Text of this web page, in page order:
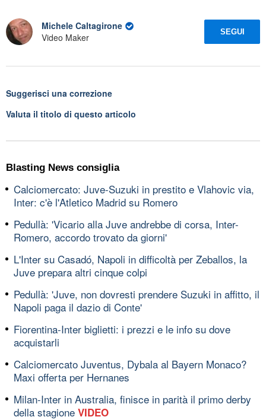
Michele Caltagirone
Video Maker
SEGUI
Suggerisci una correzione
Valuta il titolo di questo articolo
Blasting News consiglia
Calciomercato: Juve-Suzuki in prestito e Vlahovic via,
Inter: c'è l'Atletico Madrid su Romero
Pedullà: 'Vicario alla Juve andrebbe di corsa, Inter-
Romero, accordo trovato da giorni'
L'Inter su Casadó, Napoli in difficoltà per Zeballos, la
Juve prepara altri cinque colpi
Pedullà: 'Juve, non dovresti prendere Suzuki in affitto, il
Napoli paga il dazio di Conte'
Fiorentina-Inter biglietti: i prezzi e le info su dove
acquistarli
Calciomercato Juventus, Dybala al Bayern Monaco?
Maxi offerta per Hernanes
Milan-Inter in Australia, finisce in parità il primo derby
della stagione VIDEO